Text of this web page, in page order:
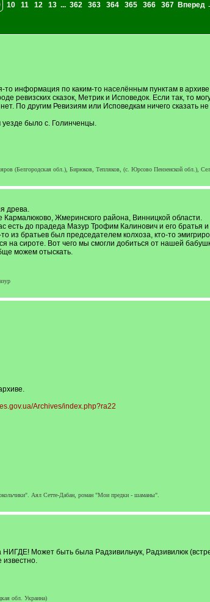
10 11 12 13 ... 362 363 364 365 366 367
Вперед
информация по каким-то населённым пунктам в
ревизских сказок, Метрик и Исповедок. Если так, то
По другим Ревизиям или Исповедкам ничего сказать
уезде было с. Голинченцы.
(Белгородская обл.), Бирюков, Тепляков, (с. Юрсово Пензенской обл.),
древа.
Жмеринского района, Винницкой области.
до прадеда Мазур Трофим Калинович и его братья
из братьев был председателем колхоза, кто-то
на сироте. Вот чего мы смогли добиться от нашей
можем отыскать.
Archives/index.php?ra22
Аял Сетте-Дабан, роман "Мои предки - шаманы".
Может быть была Радзивильчук, Радзивилюк
обл. Украина)